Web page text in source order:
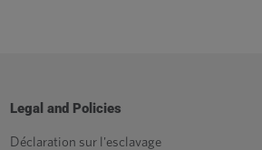
Legal and Policies
Déclaration sur l'esclavage